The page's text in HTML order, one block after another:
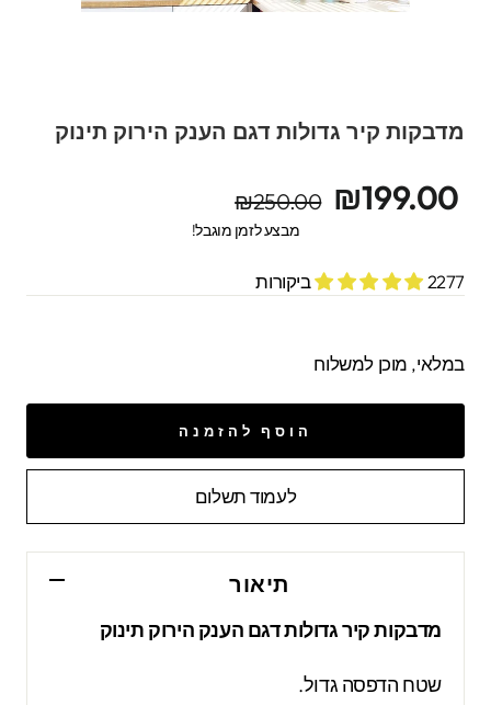
מדבקות קיר גדולות דגם הענק הירוק תינוק
מחיר
מקורי
מחיר
מבצע
₪199.00
₪250.00
מבצע לזמן מוגבל!
2277 ביקורות
במלאי, מוכן למשלוח
הוסף להזמנה
לעמוד תשלום
תיאור
מדבקות קיר גדולות דגם הענק הירוק תינוק
שטח הדפסה גדול.